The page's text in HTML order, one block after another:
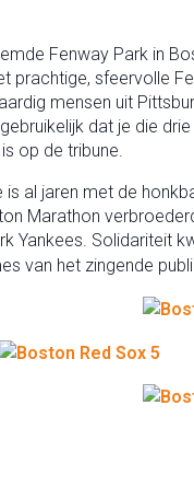
Fenway Park in
prachtige, sfeervolle
mensen uit
dat je die
op de tribune.
is al jaren met de
Marathon
Yankees. Solidariteit
van het zingende